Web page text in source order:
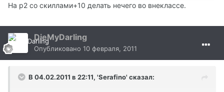
На р2 со скиллами+10 делать нечего во внеклассе.
DieMyDarling
Опубликовано 10 февраля, 2011
В 04.02.2011 в 22:11, 'Serafino' сказал: